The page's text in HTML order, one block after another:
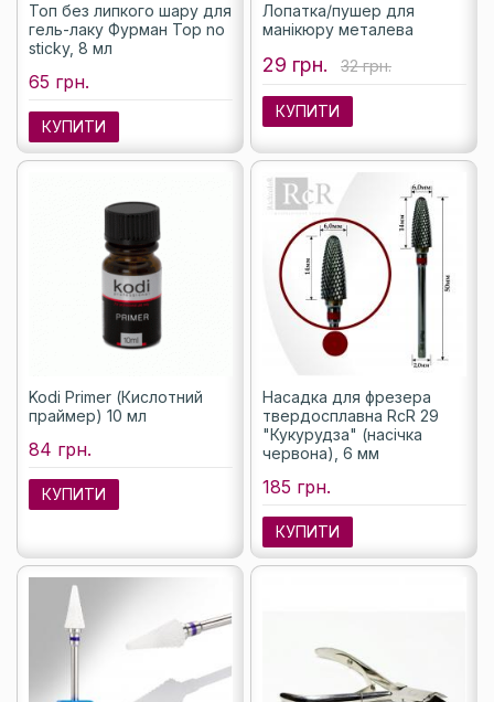
Топ без липкого шару для
гель-лаку Фурман Top no
sticky, 8 мл
65 грн.
КУПИТИ
Лопатка/пушер для
манікюру металева
29 грн. 32 грн.
КУПИТИ
Kodi Primer (Кислотний
праймер) 10 мл
84 грн.
КУПИТИ
Насадка для фрезера
твердосплавна RcR 29
"Кукурудза" (насічка
червона), 6 мм
185 грн.
КУПИТИ